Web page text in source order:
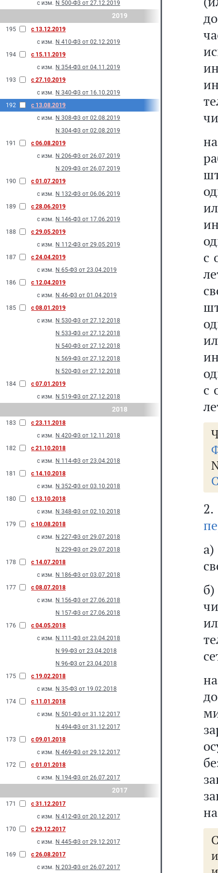
с изм. N 500-Ф3 от 27.12.2019
2019
195
с 13.12.2019
с изм. N 410-Ф3 от 02.12.2019
194
с 15.11.2019
с изм. N 354-Ф3 от 04.11.2019
193
с 27.10.2019
с изм. N 340-Ф3 от 16.10.2019
192
с 13.08.2019
с изм. N 308-Ф3 от 02.08.2019
N 304-Ф3 от 02.08.2019
191
с 06.08.2019
с изм. N 206-Ф3 от 26.07.2019
N 209-Ф3 от 26.07.2019
190
с 01.07.2019
с изм. N 132-Ф3 от 06.06.2019
189
с 28.06.2019
с изм. N 146-Ф3 от 17.06.2019
188
с 29.05.2019
с изм. N 112-Ф3 от 29.05.2019
187
с 24.04.2019
с изм. N 65-Ф3 от 23.04.2019
186
с 12.04.2019
с изм. N 46-Ф3 от 01.04.2019
185
с 08.01.2019
с изм. N 530-Ф3 от 27.12.2018
N 533-Ф3 от 27.12.2018
N 540-Ф3 от 27.12.2018
N 569-Ф3 от 27.12.2018
N 520-Ф3 от 27.12.2018
184
с 07.01.2019
с изм. N 519-Ф3 от 27.12.2018
2018
183
с 23.11.2018
с изм. N 420-Ф3 от 12.11.2018
182
с 21.10.2018
с изм. N 114-Ф3 от 23.04.2018
181
с 14.10.2018
с изм. N 352-Ф3 от 03.10.2018
180
с 13.10.2018
с изм. N 348-Ф3 от 02.10.2018
179
с 10.08.2018
с изм. N 227-Ф3 от 29.07.2018
N 229-Ф3 от 29.07.2018
178
с 14.07.2018
с изм. N 186-Ф3 от 03.07.2018
177
с 08.07.2018
с изм. N 156-Ф3 от 27.06.2018
N 157-Ф3 от 27.06.2018
176
с 04.05.2018
с изм. N 111-Ф3 от 23.04.2018
N 99-Ф3 от 23.04.2018
N 96-Ф3 от 23.04.2018
175
с 19.02.2018
с изм. N 35-Ф3 от 19.02.2018
174
с 11.01.2018
с изм. N 501-Ф3 от 31.12.2017
N 494-Ф3 от 31.12.2017
173
с 09.01.2018
с изм. N 469-Ф3 от 29.12.2017
172
с 01.01.2018
с изм. N 194-Ф3 от 26.07.2017
2017
171
с 31.12.2017
с изм. N 412-Ф3 от 20.12.2017
170
с 29.12.2017
с изм. N 445-Ф3 от 29.12.2017
169
с 26.08.2017
с изм. N 203-Ф3 от 26.07.2017
с
с